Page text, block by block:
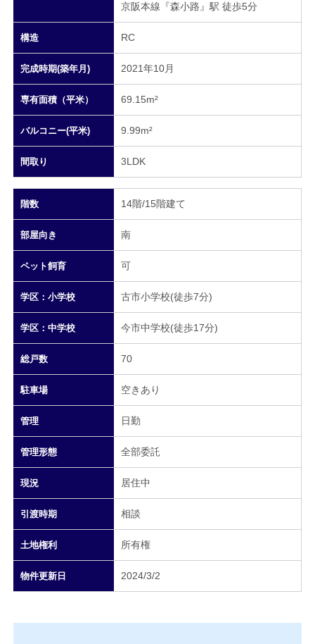
京阪本線『森小路』駅 徒歩5分
構造 RC
完成時期(築年月) 2021年10月
専有面積（平米） 69.15m²
バルコニー(平米) 9.99m²
間取り 3LDK
階数 14階/15階建て
部屋向き 南
ペット飼育 可
学区：小学校 古市小学校(徒歩7分)
学区：中学校 今市中学校(徒歩17分)
総戸数 70
駐車場 空きあり
管理 日勤
管理形態 全部委託
現況 居住中
引渡時期 相談
土地権利 所有権
物件更新日 2024/3/2